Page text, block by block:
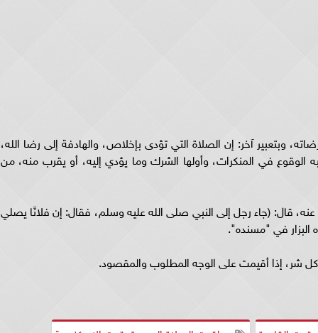
وبتعبير آخر: إن الصلاة التي تؤدى بإخلاص، والهادفة إلى رضا الله،
الوقوع في المنكرات، وأولها الشرك وما يؤدي إليه، أو يقرب منه، من
قال: (جاء رجل إلى النبي صلى الله عليه وسلم، فقال: إن فلانًا يصلي
البزار في "مسنده".
شر، إذا أقيمت على الوجه المطلوب والمقصود.